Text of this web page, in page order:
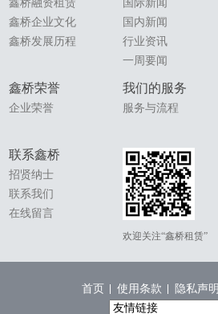
鑫桥融资租赁
鑫桥企业文化
鑫桥发展历程
国际新闻
国内新闻
行业资讯
一周要闻
鑫桥荣誉
企业荣誉
我们的服务
服务与流程
联系鑫桥
招贤纳士
联系我们
在线留言
欢迎关注“鑫桥租赁”
首页 使用条款 隐私声明